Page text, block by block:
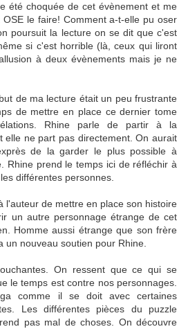
été choquée de cet évènement et me
le faire! Comment a-t-elle pu oser
poursuit la lecture on se dit que c'est
si c'est horrible (là, ceux qui liront
à deux évènements mais je ne
de ma lecture était un peu frustrante
de mettre en place ce dernier tome
Rhine parle de partir à la
elle ne part pas directement. On aurait
de la garder le plus possible à
Rhine prend le temps ici de réfléchir à
différentes personnes.
l'auteur de mettre en place son histoire
un autre personnage étrange de cet
Homme aussi étrange que son frère
un nouveau soutien pour Rhine.
On ressent que ce qui se
le temps est contre nos personnages.
comme il se doit avec certaines
Les différentes pièces du puzzle
pas mal de choses. On découvre